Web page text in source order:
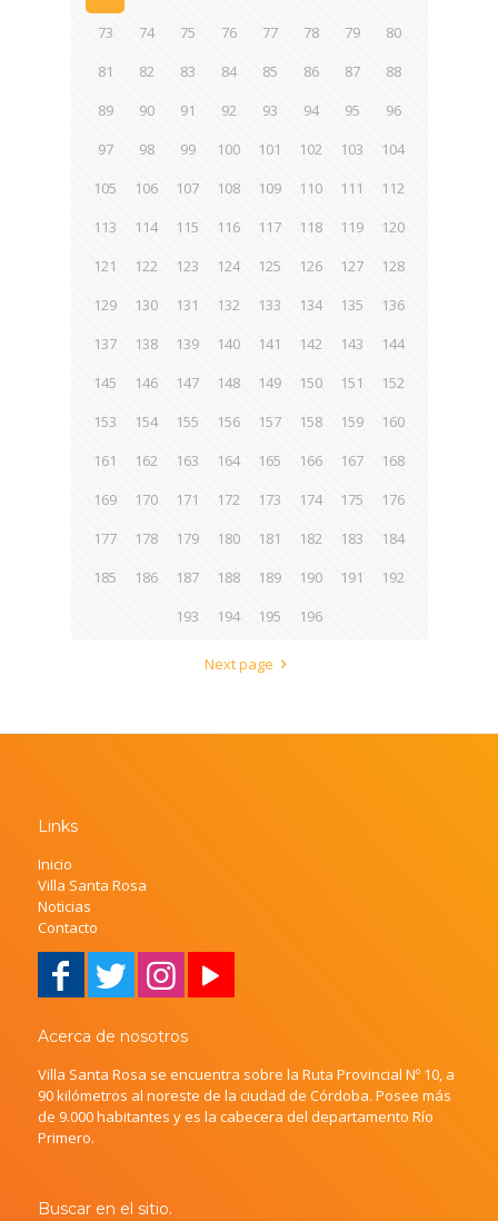
73
74 75 76 77 78 79
80
81
82 83 84 85 86 87
88
89
90 91 92 93 94 95
96
97
98 99 100 101 102 103
104
105
106 107 108 109 110 111
112
113
114 115 116 117 118 119
120
121
122 123 124 125 126 127
128
129
130 131 132 133 134 135
136
137
138 139 140 141 142 143
144
145
146 147 148 149 150 151
152
153
154 155 156 157 158 159
160
161
162 163 164 165 166 167
168
169
170 171 172 173 174 175
176
177
178 179 180 181 182 183
184
185
186 187 188 189 190 191
192
193
194 195 196
Next page
Links
Inicio
Villa Santa Rosa
Noticias
Contacto
Acerca de nosotros
Villa Santa Rosa se encuentra sobre la Ruta Provincial Nº 10, a
90 kilómetros al noreste de la ciudad de Córdoba. Posee más
de 9.000 habitantes y es la cabecera del departamento Río
Primero.
Buscar en el sitio.